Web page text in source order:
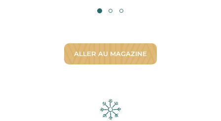
ALLER AU MAGAZINE